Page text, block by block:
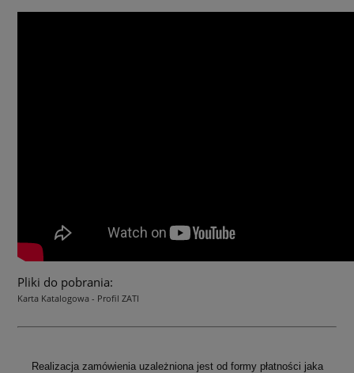
Pliki do pobrania:
Karta Katalogowa - Profil ZATI
Realizacja zamówienia uzależniona jest od formy płatności jaka